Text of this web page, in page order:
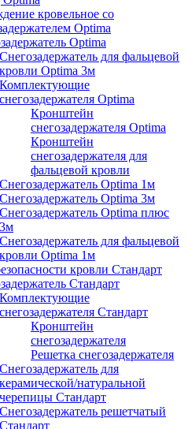
кровельное со
Optima
Optima
Снегозадержатель для фальцевой
кровли Optima 3м
Комплектующие
снегозадержателя Optima
Кронштейн
снегозадержателя Optima
Кронштейн
снегозадержателя для
фальцевой кровли
Снегозадержатель Optima 1м
Снегозадержатель Optima 3м
Снегозадержатель Optima плюс
3м
Снегозадержатель для фальцевой
кровли Optima 1м
кровли Стандарт
Стандарт
Комплектующие
снегозадержателя Стандарт
Кронштейн
снегозадержателя
Решетка снегозадержателя
Снегозадержатель для
керамической/натуральной
черепицы Стандарт
Снегозадержатель решетчатый
Стандарт